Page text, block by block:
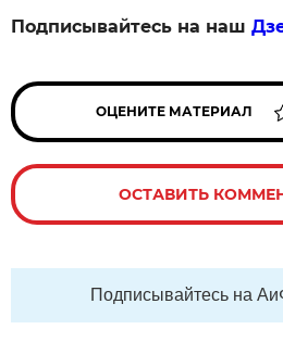
Подписывайтесь на наш
ОЦЕНИТЕ МАТЕРИАЛ
ОСТАВИТЬ
Подписывайтесь на